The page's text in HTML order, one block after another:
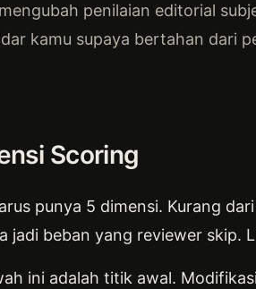
penilaian editorial
kamu supaya bertahan dari
Scoring
punya 5 dimensi. Kurang
jadi beban yang reviewer skip.
ini adalah titik awal.